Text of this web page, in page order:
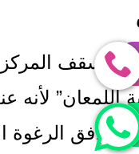
أسقف المركز
اللمعان” لأنه
الرغوة